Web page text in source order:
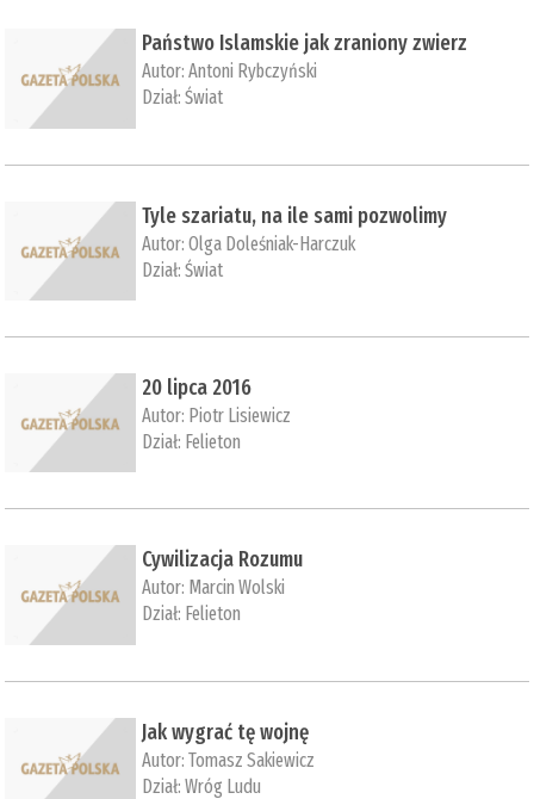
Państwo Islamskie jak zraniony zwierz
Autor:Antoni Rybczyński
Dział:Świat
Tyle szariatu, na ile sami pozwolimy
Autor:Olga Doleśniak-Harczuk
Dział:Świat
20 lipca 2016
Autor: Piotr Lisiewicz
Dział: Felieton
Cywilizacja Rozumu
Autor: Marcin Wolski
Dział: Felieton
Jak wygrać tę wojnę
Autor:Tomasz Sakiewicz
Dział:Wróg Ludu